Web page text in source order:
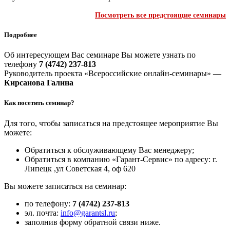
Посмотреть все предстоящие семинары
Подробнее
Об интересующем Вас семинаре Вы можете узнать по
телефону 7 (4742) 237-813
Руководитель проекта «Всероссийские онлайн-семинары» —
Кирсанова Галина
Как посетить семинар?
Для того, чтобы записаться на предстоящее мероприятие Вы
можете:
Обратиться к обслуживающему Вас менеджеру;
Обратиться в компанию «Гарант-Сервис» по адресу: г.
Липецк ,ул Советская 4, оф 620
Вы можете записаться на семинар:
по телефону: 7 (4742) 237-813
эл. почта: info@garantsl.ru;
заполнив форму обратной связи ниже.